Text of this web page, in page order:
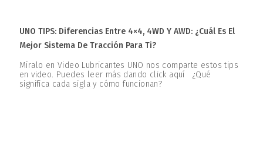
UNO TIPS: Diferencias Entre 4×4, 4WD Y AWD: ¿Cuál Es El
Mejor Sistema De Tracción Para Ti?
Míralo en Video Lubricantes UNO nos comparte estos tips
en video. Puedes leer más dando click aquí ¿Qué
significa cada sigla y cómo funcionan?